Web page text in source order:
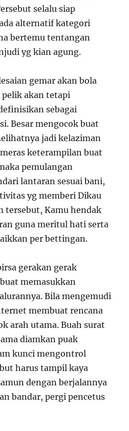
selalu siap
alternatif kategori
bertemu tentangan
yg kian agung.
gemar akan bola
pelik akan tetapi
sebagai
Besar mengocok buat
jadi kelaziman
keterampilan buat
pemulangan
lantaran sesuai bani,
yg memberi Dikau
tersebut, Kamu hendak
guna meritul hati serta
per bettingan.
gerakan gerak
memasukkan
Bila mengemudi
membuat rencana
arah utama. Buah surat
diamkan puak
kunci mengontrol
harus tampil kaya
dengan berjalannya
bandar, pergi pencetus